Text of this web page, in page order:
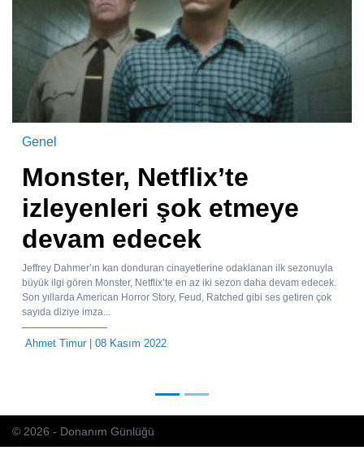
Genel
Monster, Netflix’te
izleyenleri şok etmeye
devam edecek
Jeffrey Dahmer’ın kan donduran cinayetlerine odaklanan ilk sezonuyla
büyük ilgi gören Monster, Netflix’te en az iki sezon daha devam edecek.
Son yıllarda American Horror Story, Feud, Ratched gibi ses getiren çok
sayıda diziye imza...
Ahmet Timur| 08 Kasım 2022
© 2026 - Donanım Günlüğü